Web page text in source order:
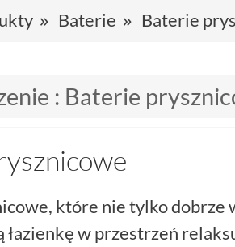
Baterie Baterie
: Baterie
które nie tylko dobrze
w przestrzeń